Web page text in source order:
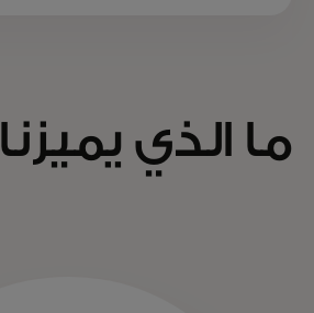
ما الذي يميزنا